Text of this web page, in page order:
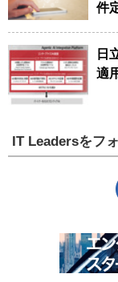
件
日
適
IT Leadersをフ